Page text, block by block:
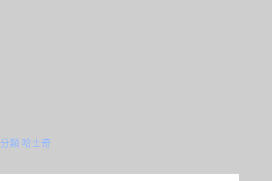
分類 哈士奇